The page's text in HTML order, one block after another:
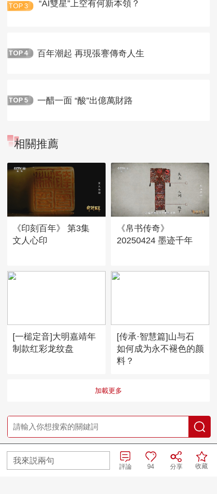
TOP 3 “AI雙星”上空有何新本領？
TOP 4 百年潮起 再現張謇傳奇人生
TOP 5 一醋一面 “酸”出億萬財路
相關推薦
《印刻百年》 第3集
文人心印
《帛书传奇》
20250424 墨迹千年
[一槌定音]大明嘉靖年
制款红彩龙纹盘
[传承·智慧篇]山与石
如何成为永不褪色的颜
料？
加載更多
我來説兩句
收藏
分享
94
評論
央視網首頁 央視節目官網首頁